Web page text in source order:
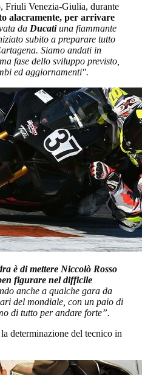
Friuli Venezia-Giulia, durante
alacramente, per arrivare
da Ducatiuna fiammante
subito a preparare tutto
Siamo andati in
fase dello sviluppo previsto,
ed aggiornamenti".
è di mettere Niccolò Rosso
figurare nel difficile
anche a qualche gara da
del mondiale, con un paio di
di tutto per andare forte”.
determinazione del tecnico in